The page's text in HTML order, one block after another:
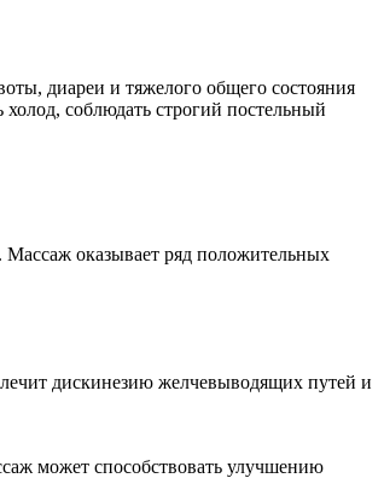
диареи и тяжелого общего состояния
соблюдать строгий постельный
Массаж оказывает ряд положительных
дискинезию желчевыводящих путей и
может способствовать улучшению